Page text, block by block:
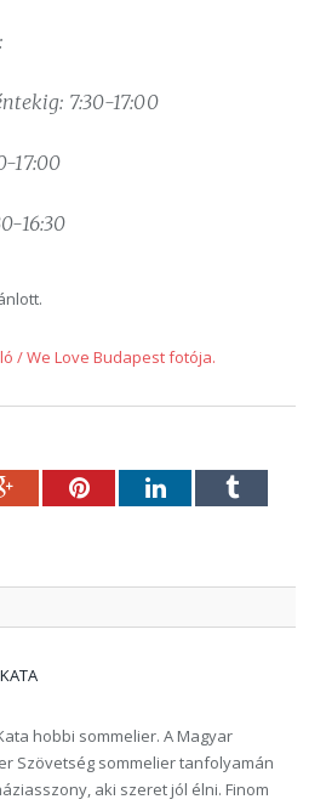
7:30-17:00
17:00
16:30
/ We Love Budapest fotója.
Google+PinterestLinkedInTumblr
hobbi sommelier. A Magyar
Szövetség sommelier tanfolyamán
aki szeret jól élni. Finom